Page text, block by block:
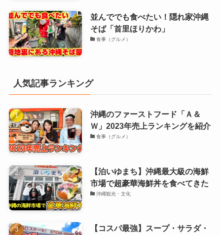
並んででも食べたい！隠れ家沖縄
そば「首里ほりかわ」
食事（グルメ）
人気記事ランキング
沖縄のファーストフード「Ａ＆
Ｗ」2023年売上ランキングを紹介
食事（グルメ）
【泊いゆまち】沖縄最大級の海鮮
市場で超豪華海鮮丼を食べてきた
沖縄観光・文化
【コスパ最強】スープ・サラダ・